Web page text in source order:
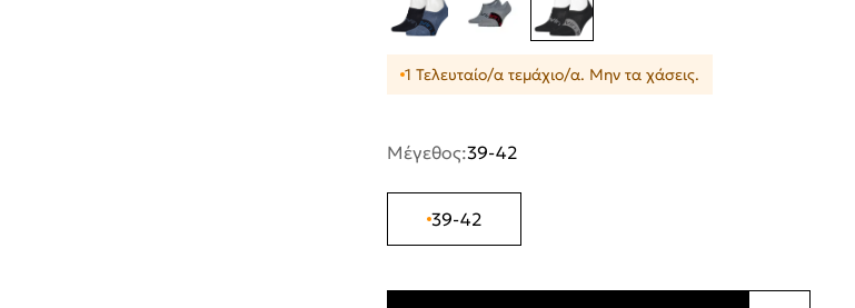
1 Τελευταίο/α τεμάχιο/α. Μην τα χάσεις.
Μέγεθος:39-42
39-42